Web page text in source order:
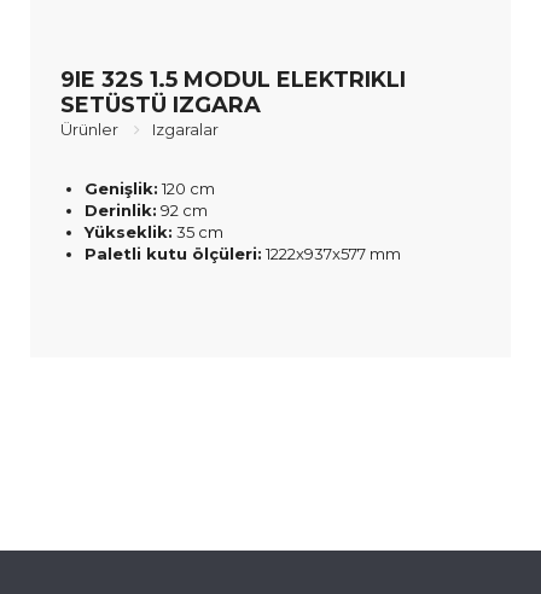
9IE 32S 1.5 MODUL ELEKTRIKLI
SETÜSTÜ IZGARA
Ürünler Izgaralar
Genişlik: 120 cm
Derinlik: 92 cm
Yükseklik: 35 cm
Paletli kutu ölçüleri: 1222x937x577 mm